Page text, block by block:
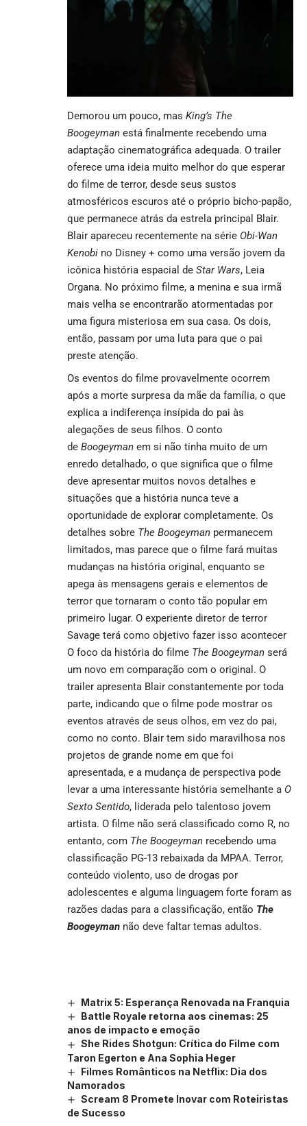
Demorou um pouco, mas King’s The
Boogeyman está finalmente recebendo uma
adaptação cinematográfica adequada. O trailer
oferece uma ideia muito melhor do que esperar
do filme de terror, desde seus sustos
atmosféricos escuros até o próprio bicho-papão,
que permanece atrás da estrela principal Blair.
Blair apareceu recentemente na série Obi-Wan
Kenobi no Disney + como uma versão jovem da
icônica história espacial de Star Wars, Leia
Organa. No próximo filme, a menina e sua irmã
mais velha se encontrarão atormentadas por
uma figura misteriosa em sua casa. Os dois,
então, passam por uma luta para que o pai
preste atenção.
Os eventos do filme provavelmente ocorrem
após a morte surpresa da mãe da família, o que
explica a indiferença insípida do pai às
alegações de seus filhos. O conto
de Boogeyman em si não tinha muito de um
enredo detalhado, o que significa que o filme
deve apresentar muitos novos detalhes e
situações que a história nunca teve a
oportunidade de explorar completamente. Os
detalhes sobre The Boogeyman permanecem
limitados, mas parece que o filme fará muitas
mudanças na história original, enquanto se
apega às mensagens gerais e elementos de
terror que tornaram o conto tão popular em
primeiro lugar. O experiente diretor de terror
Savage terá como objetivo fazer isso acontecer
O foco da história do filme The Boogeyman será
um novo em comparação com o original. O
trailer apresenta Blair constantemente por toda
parte, indicando que o filme pode mostrar os
eventos através de seus olhos, em vez do pai,
como no conto. Blair tem sido maravilhosa nos
projetos de grande nome em que foi
apresentada, e a mudança de perspectiva pode
levar a uma interessante história semelhante a O
Sexto Sentido, liderada pelo talentoso jovem
artista. O filme não será classificado como R, no
entanto, com The Boogeyman recebendo uma
classificação PG-13 rebaixada da MPAA. Terror,
conteúdo violento, uso de drogas por
adolescentes e alguma linguagem forte foram as
razões dadas para a classificação, então The
Boogeyman não deve faltar temas adultos.
Matrix 5: Esperança Renovada na Franquia
Battle Royale retorna aos cinemas: 25
anos de impacto e emoção
She Rides Shotgun: Crítica do Filme com
Taron Egerton e Ana Sophia Heger
Filmes Românticos na Netflix: Dia dos
Namorados
Scream 8 Promete Inovar com Roteiristas
de Sucesso